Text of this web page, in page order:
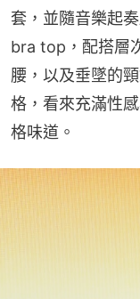
套，並隨音樂起
bra top，配搭層
腰，以及垂墜的
格，看來充滿性
格味道。